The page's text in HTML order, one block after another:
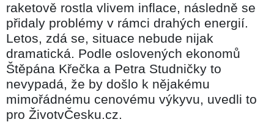
raketově rostla vlivem inflace, následně se
přidaly problémy v rámci drahých energií.
Letos, zdá se, situace nebude nijak
dramatická. Podle oslovených ekonomů
Štěpána Křečka a Petra Studničky to
nevypadá, že by došlo k nějakému
mimořádnému cenovému výkyvu, uvedli to
pro ŽivotvČesku.cz.